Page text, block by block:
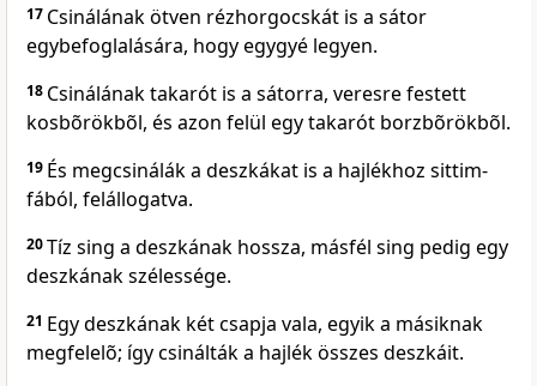
17 Csinálának ötven rézhorgocskát is a sátor
egybefoglalására, hogy egygyé legyen.
18 Csinálának takarót is a sátorra, veresre festett
kosbõrökbõl, és azon felül egy takarót borzbõrökbõl.
19 És megcsinálák a deszkákat is a hajlékhoz sittim-
fából, felállogatva.
20Tíz sing a deszkának hossza, másfél sing pedig egy
deszkának szélessége.
21 Egy deszkának két csapja vala, egyik a másiknak
megfelelõ; így csinálták a hajlék összes deszkáit.